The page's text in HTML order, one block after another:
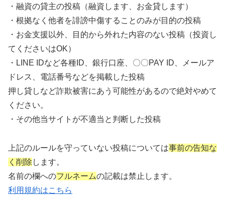
・融資の貸主の投稿（融資します、お金貸します）
・根拠なく他者を誹謗中傷することのみが目的の投稿
・お金支援以外、目的から外れた内容のない投稿（投資し
てくださいはOK）
・LINE IDなど各種ID、銀行口座、〇〇PAY ID、メールア
ドレス、電話番号などを掲載した投稿
押し貸しなど詐欺被害にあう可能性があるので絶対やめて
ください。
・その他当サイトが不適当と判断した投稿
上記のルールを守っていない投稿については事前の告知な
く削除 します。
名前の欄へのフルネームの記載は禁止します。
利用規約はこちら